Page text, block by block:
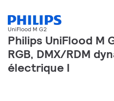
UniFlood M G2
Philips UniFlood M
RGB, DMX/RDM
électrique I